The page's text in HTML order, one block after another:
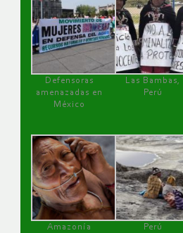
Defensoras
amenazadas en
México
Las Bambas,
Perú
Amazonía
Perú